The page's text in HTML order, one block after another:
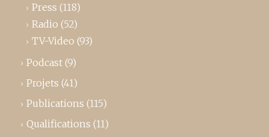
Press (118)
Radio (52)
TV-Video (93)
Podcast (9)
Projets (41)
Publications (115)
Qualifications (11)